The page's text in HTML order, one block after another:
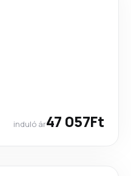
induló ár47 057Ft